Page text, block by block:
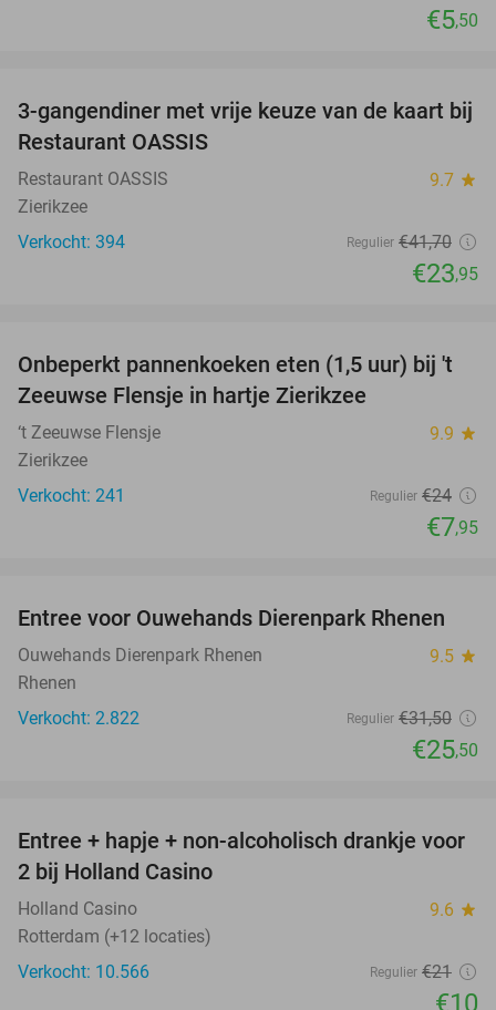
€5,50
43%
3-gangendiner met vrije keuze van de kaart bij
Restaurant OASSIS
Restaurant OASSIS 9.7 star
Zierikzee
Verkocht: 394
Regulier €41,70
€23,95
67%
Onbeperkt pannenkoeken eten (1,5 uur) bij 't
Zeeuwse Flensje in hartje Zierikzee
‘t Zeeuwse Flensje 9.9 star
Zierikzee
Verkocht: 241
Regulier €24
€7,95
19%
Entree voor Ouwehands Dierenpark Rhenen
Ouwehands Dierenpark Rhenen 9.5 star
Rhenen
Verkocht: 2.822
Regulier €31,50
€25,50
52%
Entree + hapje + non-alcoholisch drankje voor
2 bij Holland Casino
Holland Casino 9.6 star
Rotterdam (+12 locaties)
Verkocht: 10.566
Regulier €21
€10